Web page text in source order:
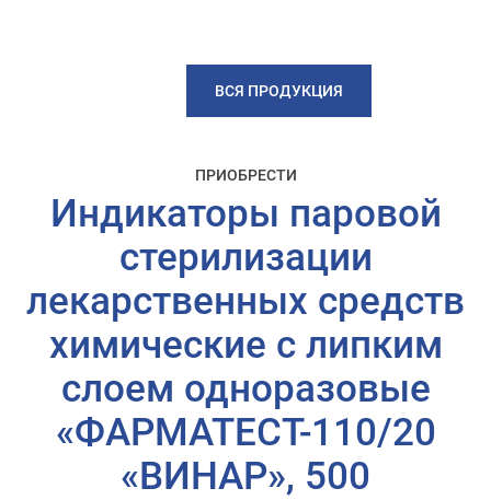
ВСЯ ПРОДУКЦИЯ
ПРИОБРЕСТИ
Индикаторы паровой
стерилизации
лекарственных средств
химические с липким
слоем одноразовые
«ФАРМАТЕСТ-110/20
«ВИНАР», 500